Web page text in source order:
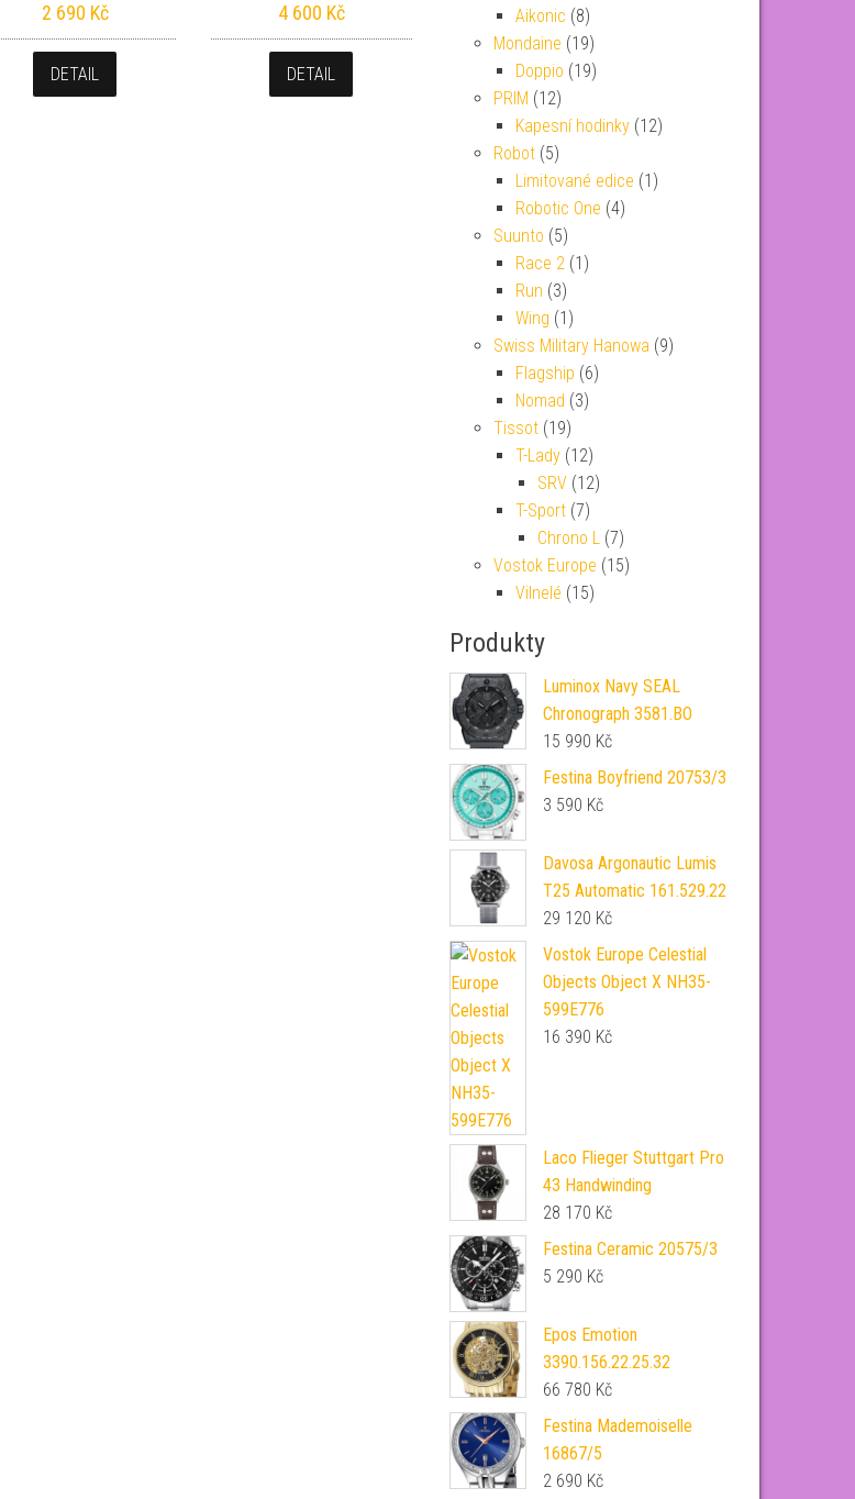
2 690 Kč
DETAIL
4 600 Kč
DETAIL
Aikonic (8)
Mondaine (19)
Doppio (19)
PRIM (12)
Kapesní hodinky (12)
Robot (5)
Limitované edice (1)
Robotic One (4)
Suunto (5)
Race 2 (1)
Run (3)
Wing (1)
Swiss Military Hanowa (9)
Flagship (6)
Nomad (3)
Tissot (19)
T-Lady (12)
SRV (12)
T-Sport (7)
Chrono L (7)
Vostok Europe (15)
Vilnelé (15)
Produkty
Luminox Navy SEAL
Chronograph 3581.BO
15 990 Kč
Festina Boyfriend 20753/3
3 590 Kč
Davosa Argonautic Lumis
T25 Automatic 161.529.22
29 120 Kč
Vostok Europe Celestial
Objects Object X NH35-
599E776
16 390 Kč
Laco Flieger Stuttgart Pro
43 Handwinding
28 170 Kč
Festina Ceramic 20575/3
5 290 Kč
Epos Emotion
3390.156.22.25.32
66 780 Kč
Festina Mademoiselle
16867/5
2 690 Kč